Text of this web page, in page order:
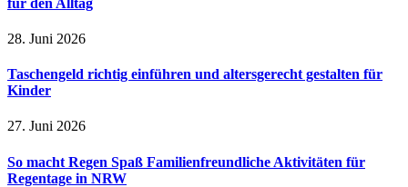
28. Juni 2026
Taschengeld richtig einführen und altersgerecht gestalten für
Kinder
27. Juni 2026
So macht Regen Spaß Familienfreundliche Aktivitäten für
Regentage in NRW